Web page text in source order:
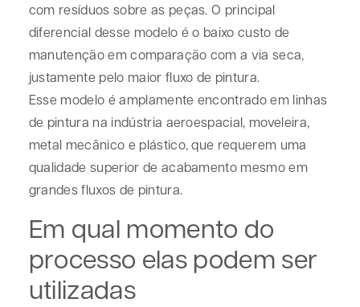
com resíduos sobre as peças. O principal
diferencial desse modelo é o baixo custo de
manutenção em comparação com a via seca,
justamente pelo maior fluxo de pintura.
Esse modelo é amplamente encontrado em linhas
de pintura na indústria aeroespacial, moveleira,
metal mecânico e plástico, que requerem uma
qualidade superior de acabamento mesmo em
grandes fluxos de pintura.
Em qual momento do
processo elas podem ser
utilizadas